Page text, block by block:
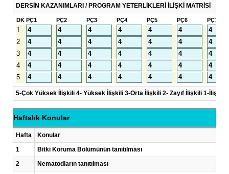
DERSİN KAZANIMLARI / PROGRAM YETERLİKLERİ İLİŞKİ MATRİSİ
DK PÇ1 PÇ2 PÇ3 PÇ4 PÇ5 PÇ6 PÇ7
1
2
3
4
5
5-Çok Yüksek İlişkili 4- Yüksek İlişkili 3-Orta İlişkili 2- Zayıf İlişkili 1-
Haftalık Konular
Hafta
Konular
1
Bitki Koruma Bölümünün tanıtılması
2
Nematodların tanıtılması